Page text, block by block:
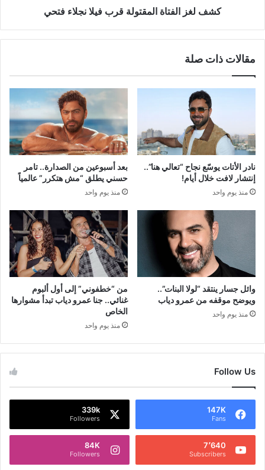
كشف لغز الفتاة المقتولة قرب فيلا نجلاء فتحي
مقالات ذات صلة
نادر الأتات يوسّع نجاح “تعالي هنا”..
إنتشار لافت خلال أيام!
منذ يوم واحد
بعد أسبوعين من الصدارة.. تامر
حسني يطلق “مش هتكرر” عالمياً
منذ يوم واحد
وائل جسار ينتقد “لولا البنات”..
ويوضح موقفه من عمرو دياب
منذ يوم واحد
من “خطفوني” إلى أول ألبوم
غنائي.. جنا عمرو دياب تبدأ مشوارها
الخاص
منذ يوم واحد
Follow Us
147K
Fans
339k
Followers
7٬640
Subscribers
84K
Followers